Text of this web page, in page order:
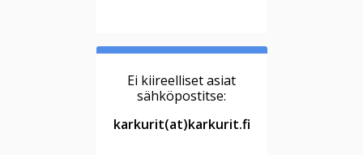
Ei kiireelliset asiat
sähköpostitse:
karkurit(at)karkurit.fi